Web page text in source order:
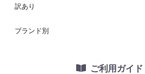
訳あり
ブランド別
ご利用ガイド